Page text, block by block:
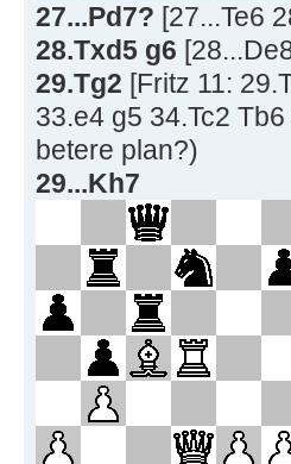
27...Pd7? [27...Te6
28.Txd5 g6
29.Tg2 [Fritz 11:
33.e4 g5 34.Tc2
betere plan?)
29...Kh7